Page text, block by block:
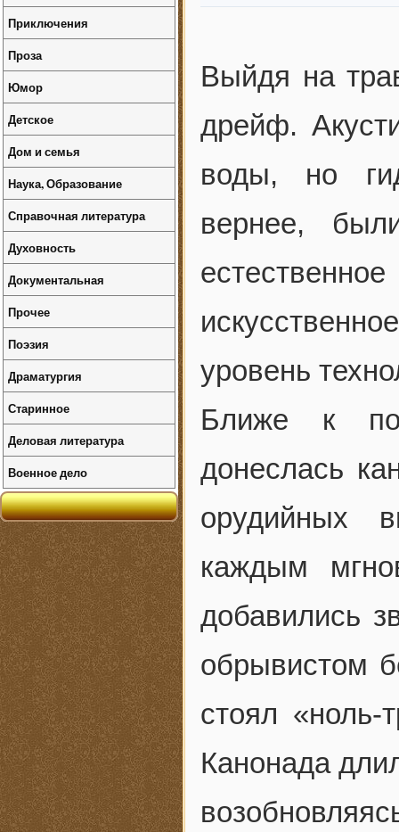
Выйдя на
дрейф.
воды, но
вернее,
уровень
Ближе к
донеслась
орудийных
каждым
добавились
обрывистом
стоял «ноль-
Канонада
Приключения
Проза
Юмор
Детское
Дом и семья
Наука, Образование
Справочная литература
Духовность
Документальная
Прочее
Поэзия
Драматургия
Старинное
Деловая литература
Военное дело